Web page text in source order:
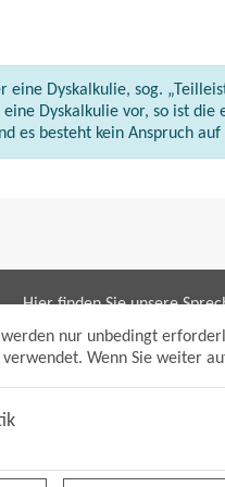
nur unbedingt
verwendet. Wenn Sie weiter
eine Dyskalkulie, sog.
Dyskalkulie vor, so ist die
es besteht kein Anspruch auf
Hier finden Sie unsere
für die Bereiche:
Bürgerbüro/bpunkt
Gewerbeamt
Planen und Bauen